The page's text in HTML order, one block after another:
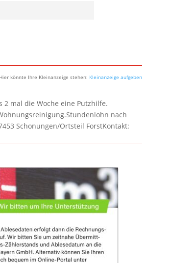
könnte Ihre Kleinanzeige stehen: Kleinanzeige aufgeben
2 mal die Woche eine Putzhilfe.
nach
Schonungen/Ortsteil ForstKontakt: